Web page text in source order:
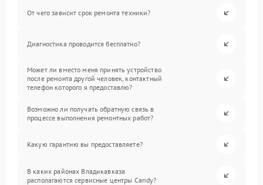
От чего зависит срок ремонта техники?
Диагностика проводится бесплатно?
Может ли вместо меня принять устройство
после ремонта другой человек, контактный
телефон которого я предоставлю?
Возможно ли получать обратную связь в
процессе выполнения ремонтных работ?
Какую гарантию вы предоставляете?
В каких районах Владикавказа
располагаются сервисные центры Candy?